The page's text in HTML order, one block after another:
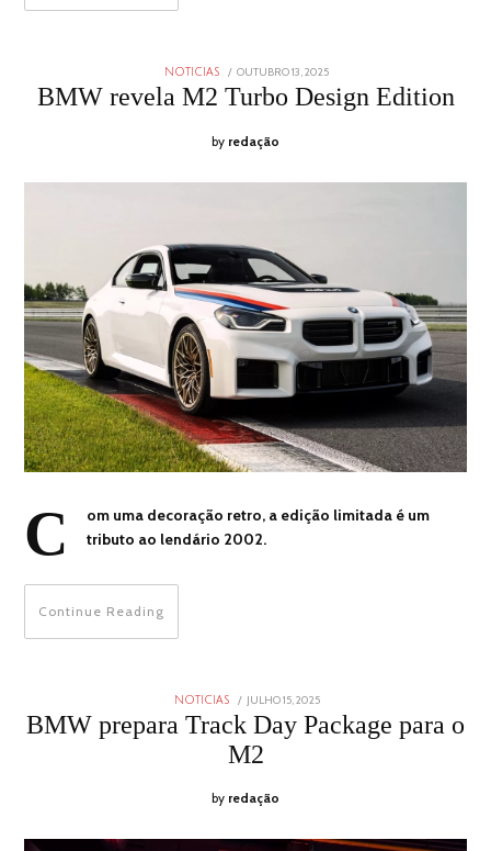
NOTICIAS
POSTED
ON
OUTUBRO 13, 2025
13,
2025
BMW revela M2 Turbo Design Edition
by redação
C
om uma decoração retro, a edição limitada é um
tributo ao lendário 2002.
Continue Reading
NOTICIAS
POSTED
ON
JULHO 15, 2025JULHO
2025
BMW prepara Track Day Package para o
M2
by redação